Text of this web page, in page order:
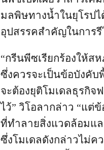
มลพิษทางน้ำในยุโรปไ
อุปสรรคสำคัญในการรี
“กรีนพีซเรียกร้องให้
ซึ่งควรจะเป็นข้อบังคับ
จะต้องยุติโมเดลธุรกิ
ไว้” วิโอลากล่าว “แต่
ที่ทำลายสิ่งแวดล้อมแ
ซึ่งโมเดลดังกล่าวไม่ค